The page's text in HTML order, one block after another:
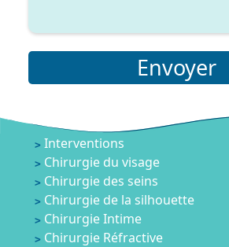
Envoyer
Interventions
Chirurgie du visage
Chirurgie des seins
Chirurgie de la silhouette
Chirurgie Intime
Chirurgie Réfractive